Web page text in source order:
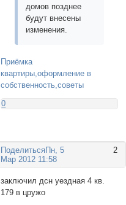
домов позднее
будут внесены
изменения.
Приёмка
квартиры,оформление в
собственность,советы
0
Поделиться 2
Пн, 5
Мар 2012 11:58
заключил дсн уездная 4 кв.
179 в цружо